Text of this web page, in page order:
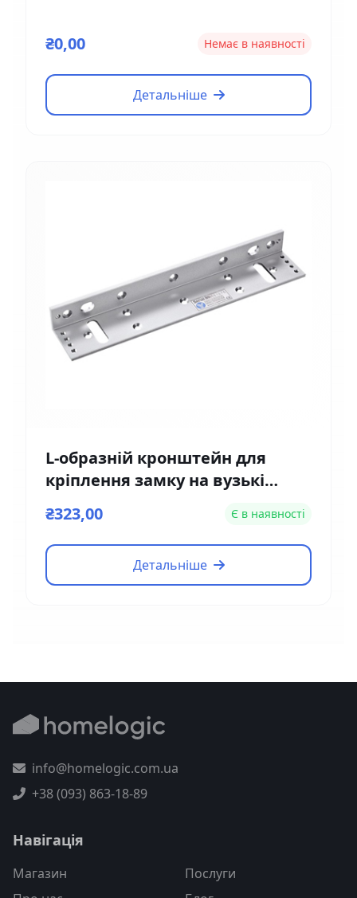
₴0,00 Немає в наявності
Детальніше
L-образній кронштейн для
кріплення замку на вузькі
₴323,00 Є в наявності
Детальніше
info@homelogic.com.ua
+38 (093) 863-18-89
Навігація
Магазин
Послуги